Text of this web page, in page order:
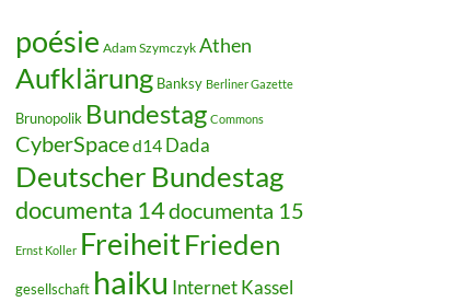
poésie Adam Szymczyk Athen
Aufklärung Banksy Berliner Gazette
Brunopolik Bundestag Commons
CyberSpaced14 Dada
Deutscher Bundestag
documenta 14documenta 15
Ernst Koller FreiheitFrieden
gesellschaft haiku InternetKassel